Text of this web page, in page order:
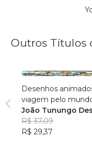
Outros Títulos
Desenhos
viagem pelo
João Tunungo
R$ 37,09
R$ 29,37